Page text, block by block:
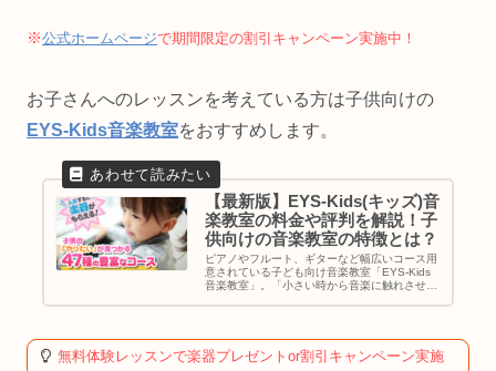
※公式ホームページで期間限定の割引キャンペーン実施中！
お子さんへのレッスンを考えている方は子供向けの
EYS-Kids音楽教室をおすすめします。
【最新版】EYS-Kids(キッズ)音
楽教室の料金や評判を解説！子
供向けの音楽教室の特徴とは？
ピアノやフルート、ギターなど幅広いコース用
意されている子ども向け音楽教室「EYS-Kids
音楽教室」。「小さい時から音楽に触れさせた
無料体験レッスンで楽器プレゼントor割引キャンペーン実施